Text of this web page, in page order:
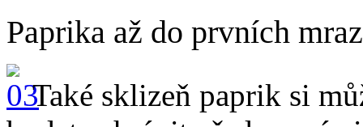
Paprika až do prvních
Také sklizeň paprik si